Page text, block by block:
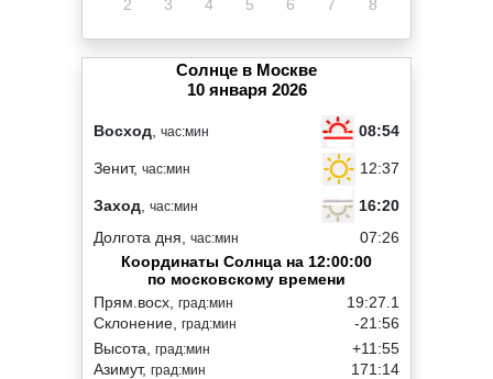
2
3 4 5 6 7 8
Солнце в Москве
10 января 2026
Восход час:мин 08:54
Зенит, час:мин 12:37
Заход час:мин
16:20
Долгота дня, час:мин
07:26
Координаты Солнца на 12:00:00
по московскому времени
Прям.восх, град:мин
Склонение, град:мин
19:27.1
-21:56
Высота, град:мин
Азимут, град:мин
+11:55
171:14